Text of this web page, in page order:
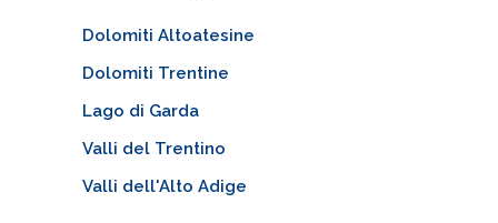
Dolomiti Altoatesine
Dolomiti Trentine
Lago di Garda
Valli del Trentino
Valli dell'Alto Adige